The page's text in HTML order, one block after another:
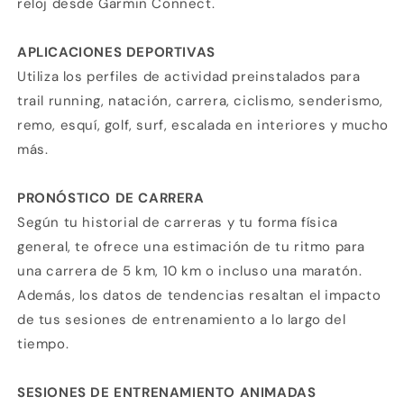
APLICACIONES DEPORTIVAS
Utiliza los perfiles de actividad preinstalados para
trail running, natación, carrera, ciclismo, senderismo,
remo, esquí, golf, surf, escalada en interiores y mucho
más.
PRONÓSTICO DE CARRERA
Según tu historial de carreras y tu forma física
general, te ofrece una estimación de tu ritmo para
una carrera de 5 km, 10 km o incluso una maratón.
Además, los datos de tendencias resaltan el impacto
de tus sesiones de entrenamiento a lo largo del
tiempo.
SESIONES DE ENTRENAMIENTO ANIMADAS